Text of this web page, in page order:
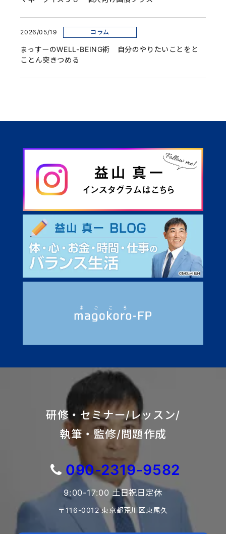
2026/05/19 コラム
まっすーのWELL-BEING術 自分のやりたいことをと
ことん突きつめる
研修・セミナー/レッスン/
執筆・監修/問題作成
090-2319-9582
9:00-17:00 土日祝日定休
〒116-0012 東京都荒川区東尾久